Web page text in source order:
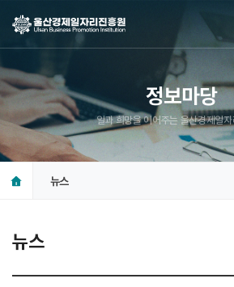
정보마당
일과 희망을 이어주는 울산경제일
뉴스
뉴스